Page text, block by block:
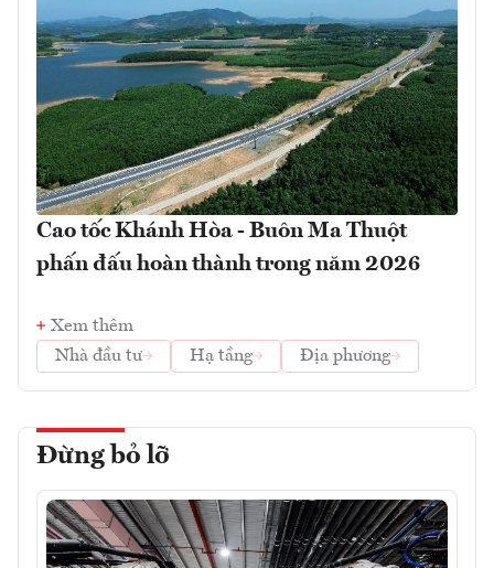
Cao tốc Khánh Hòa - Buôn Ma Thuột
phấn đấu hoàn thành trong năm 2026
Xem thêm
Nhà đầu tư
Hạ tầng Địa phương
Đừng bỏ lỡ